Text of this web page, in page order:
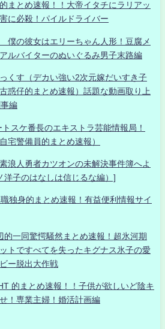
まとめ速報！！大帝イタチにラリアッ
に必殺！パイルドライバー
僕の彼女はエリーちゃん人形！豆腐メ
ルバイターのぬいぐるみ男子末路編
くす（デカい強い2次元嫁だいすき子
惑仔的まとめ速報）話題な動画取り上
編
スケ番長のエキストラ芸能情報局！
宅警備員的まとめ速報）
浪人勇者カツオンの未解決事件簿へよ
洋子のはなしは信じるな編）]
身的まとめ速報！有益便利情報サイ
的一同驚愕騒然まとめ速報！超氷河期
トですべてを失ったキグナス氷子の愛
ー脱出大作戦
的まとめ速報！！子供が欲しいど陰キ
！専業主婦！婚活計画編